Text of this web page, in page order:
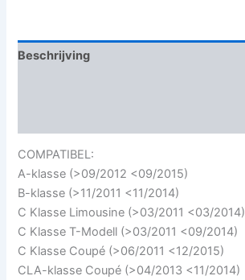
Beschrijving
COMPATIBEL:
A-klasse (>09/2012 <09/2015)
B-klasse (>11/2011 <11/2014)
C Klasse Limousine (>03/2011 <03/2014)
C Klasse T-Modell (>03/2011 <09/2014)
C Klasse Coupé (>06/2011 <12/2015)
CLA-klasse Coupé (>04/2013 <11/2014)